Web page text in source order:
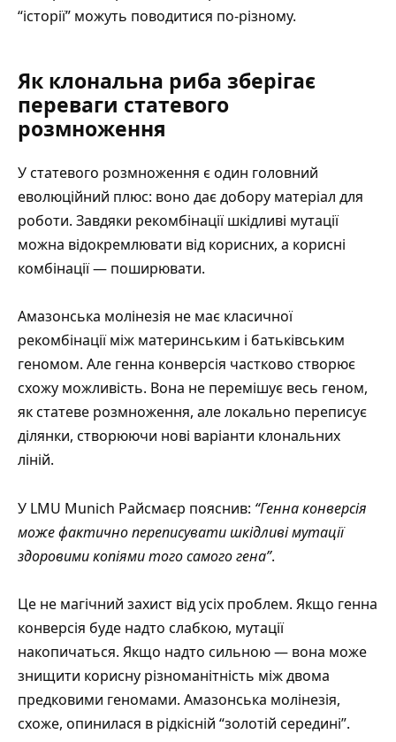
“історії” можуть поводитися по-різному.
Як клональна риба зберігає
переваги статевого
розмноження
У статевого розмноження є один головний
еволюційний плюс: воно дає добору матеріал для
роботи. Завдяки рекомбінації шкідливі мутації
можна відокремлювати від корисних, а корисні
комбінації — поширювати.
Амазонська молінезія не має класичної
рекомбінації між материнським і батьківським
геномом. Але генна конверсія частково створює
схожу можливість. Вона не перемішує весь геном,
як статеве розмноження, але локально переписує
ділянки, створюючи нові варіанти клональних
ліній.
У LMU Munich Райсмаєр пояснив: “Генна конверсія
може фактично переписувати шкідливі мутації
здоровими копіями того самого гена”.
Це не магічний захист від усіх проблем. Якщо генна
конверсія буде надто слабкою, мутації
накопичаться. Якщо надто сильною — вона може
знищити корисну різноманітність між двома
предковими геномами. Амазонська молінезія,
схоже, опинилася в рідкісній “золотій середині”.